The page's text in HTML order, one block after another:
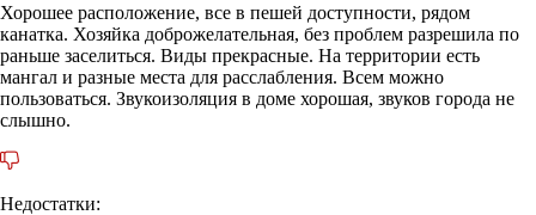
Хорошее расположение, все в пешей доступности, рядом
канатка. Хозяйка доброжелательная, без проблем разрешила по
раньше заселиться. Виды прекрасные. На территории есть
мангал и разные места для расслабления. Всем можно
пользоваться. Звукоизоляция в доме хорошая, звуков города не
слышно.
Недостатки: